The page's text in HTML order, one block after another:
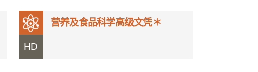
HD
营养及食品科学高级文凭＊